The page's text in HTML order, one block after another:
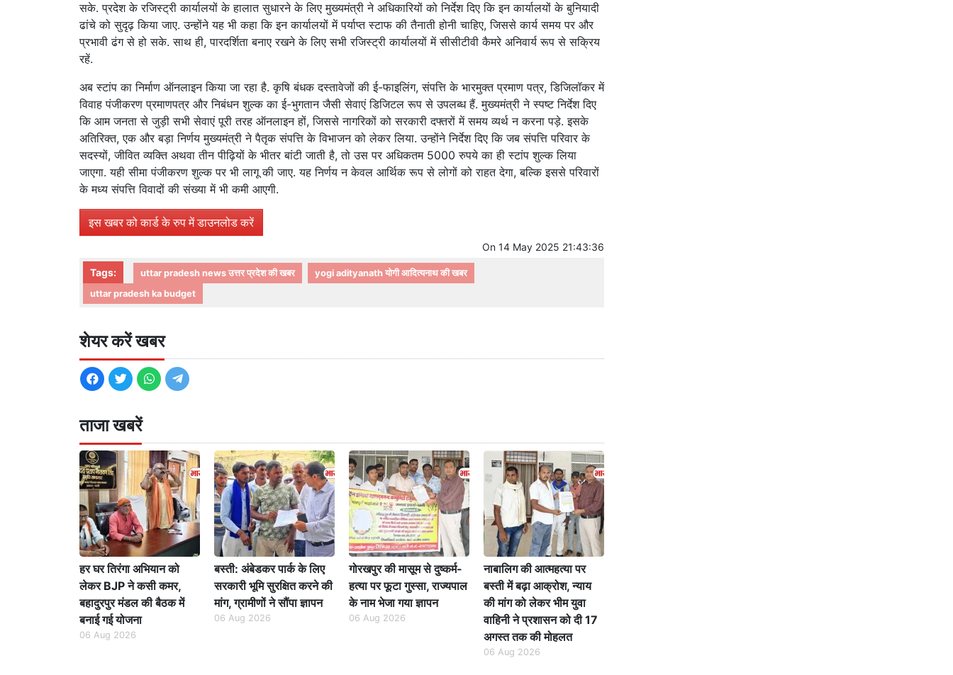
सके. प्रदेश के रजिस्ट्री कार्यालयों के हालात सुधारने के लिए मुख्यमंत्री ने अधिकारियों को निर्देश दिए कि इन कार्यालयों के बुनियादी
ढांचे को सुदृढ़ किया जाए. उन्होंने यह भी कहा कि इन कार्यालयों में पर्याप्त स्टाफ की तैनाती होनी चाहिए, जिससे कार्य समय पर और
प्रभावी ढंग से हो सके. साथ ही, पारदर्शिता बनाए रखने के लिए सभी रजिस्ट्री कार्यालयों में सीसीटीवी कैमरे अनिवार्य रूप से सक्रिय
रहें.
अब स्टांप का निर्माण ऑनलाइन किया जा रहा है. कृषि बंधक दस्तावेजों की ई-फाइलिंग, संपत्ति के भारमुक्त प्रमाण पत्र, डिजिलॉकर में
विवाह पंजीकरण प्रमाणपत्र और निबंधन शुल्क का ई-भुगतान जैसी सेवाएं डिजिटल रूप से उपलब्ध हैं. मुख्यमंत्री ने स्पष्ट निर्देश दिए
कि आम जनता से जुड़ी सभी सेवाएं पूरी तरह ऑनलाइन हों, जिससे नागरिकों को सरकारी दफ्तरों में समय व्यर्थ न करना पड़े. इसके
अतिरिक्त, एक और बड़ा निर्णय मुख्यमंत्री ने पैतृक संपत्ति के विभाजन को लेकर लिया. उन्होंने निर्देश दिए कि जब संपत्ति परिवार के
सदस्यों, जीवित व्यक्ति अथवा तीन पीढ़ियों के भीतर बांटी जाती है, तो उस पर अधिकतम 5000 रुपये का ही स्टांप शुल्क लिया
जाएगा. यही सीमा पंजीकरण शुल्क पर भी लागू की जाए. यह निर्णय न केवल आर्थिक रूप से लोगों को राहत देगा, बल्कि इससे परिवारों
के मध्य संपत्ति विवादों की संख्या में भी कमी आएगी.
इस खबर को कार्ड के रुप में डाउनलोड करें
On 14 May 2025 21:43:36
Tags: uttar pradesh news उत्तर प्रदेश की खबर
yogi adityanath योगी आदित्यनाथ की खबर
uttar pradesh ka budget
शेयर करें खबर
ताजा खबरें
हर घर तिरंगा अभियान को
लेकर BJP ने कसी कमर,
बहादुरपुर मंडल की बैठक में
बनाई गई योजना
06 Aug 2026
बस्ती: अंबेडकर पार्क के लिए
सरकारी भूमि सुरक्षित करने की
मांग, ग्रामीणों ने सौंपा ज्ञापन
06 Aug 2026
गोरखपुर की मासूम से दुष्कर्म-
हत्या पर फूटा गुस्सा, राज्यपाल
के नाम भेजा गया ज्ञापन
06 Aug 2026
नाबालिग की आत्महत्या पर
बस्ती में बढ़ा आक्रोश, न्याय
की मांग को लेकर भीम युवा
वाहिनी ने प्रशासन को दी 17
अगस्त तक की मोहलत
06 Aug 2026